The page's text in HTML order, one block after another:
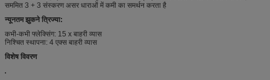
सममित 3 + 3 संस्करण असर धाराओं में कमी का समर्थन करता है
न्यूनतम झुकने त्रिज्या:
कभी-कभी फ्लेक्सिंग: 15 x बाहरी व्यास
निश्चित स्थापना: 4 एक्स बाहरी व्यास
विशेष विवरण